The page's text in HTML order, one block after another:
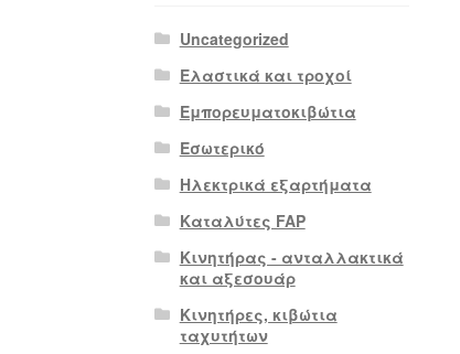
Uncategorized
Ελαστικά και τροχοί
Εμπορευματοκιβώτια
Εσωτερικό
Ηλεκτρικά εξαρτήματα
Καταλύτες FAP
Κινητήρας - ανταλλακτικά
και αξεσουάρ
Κινητήρες, κιβώτια
ταχυτήτων